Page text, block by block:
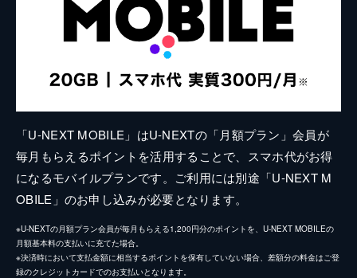
「U-NEXT MOBILE」はU-NEXTの「月額プラン」会員が
毎月もらえるポイントを活用することで、スマホ代がお得
になるモバイルプランです。ご利用には別途「U-NEXT M
OBILE」のお申し込みが必要となります。
※U-NEXTの月額プラン会員が毎月もらえる1,200円分のポイントを、U-NEXT MOBILEの
月額基本料の支払いに充てた場合。
※決済時において支払金額に相当するポイントを保有していない場合、差額分の料金はご登
録のクレジットカードでのお支払いとなります。